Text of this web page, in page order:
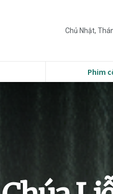
Chủ Nhật,
Phim